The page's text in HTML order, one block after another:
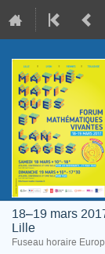
18–19 mars
Lille
Fuseau horaire